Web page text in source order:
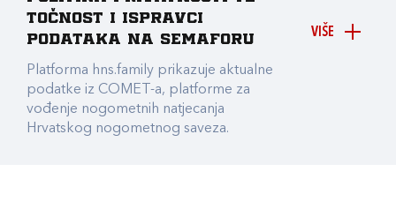
VIŠE
točnost i ispravci
podataka na Semaforu
Platforma hns.family prikazuje aktualne
podatke iz COMET-a, platforme za
vođenje nogometnih natjecanja
Hrvatskog nogometnog saveza.